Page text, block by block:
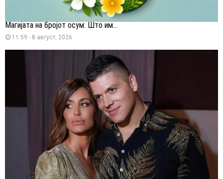
Магијата на бројот осум: Што им...
11:59 - 8 август, 2026